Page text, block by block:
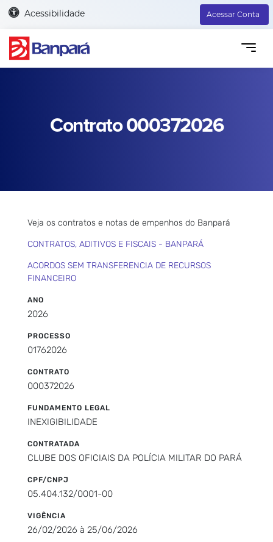
Acessibilidade Acessar Conta
Contrato 000372026
Veja os contratos e notas de empenhos do Banpará
CONTRATOS, ADITIVOS E FISCAIS - BANPARÁ
ACORDOS SEM TRANSFERENCIA DE RECURSOS
FINANCEIRO
ANO
2026
PROCESSO
01762026
CONTRATO
000372026
FUNDAMENTO LEGAL
INEXIGIBILIDADE
CONTRATADA
CLUBE DOS OFICIAIS DA POLÍCIA MILITAR DO PARÁ
CPF/CNPJ
05.404.132/0001-00
VIGÊNCIA
26/02/2026 à 25/06/2026